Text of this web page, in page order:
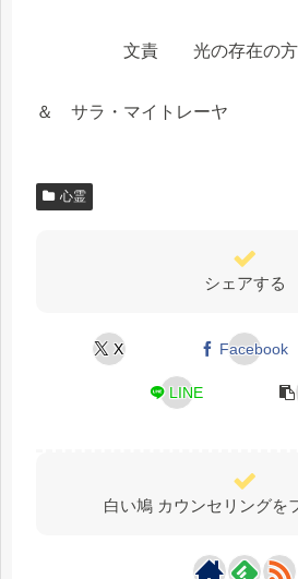
文責 光の存在の方
＆ サラ・マイトレーヤ
心霊
シェアする
X Facebook
LINE
白い鳩 カウンセリングを